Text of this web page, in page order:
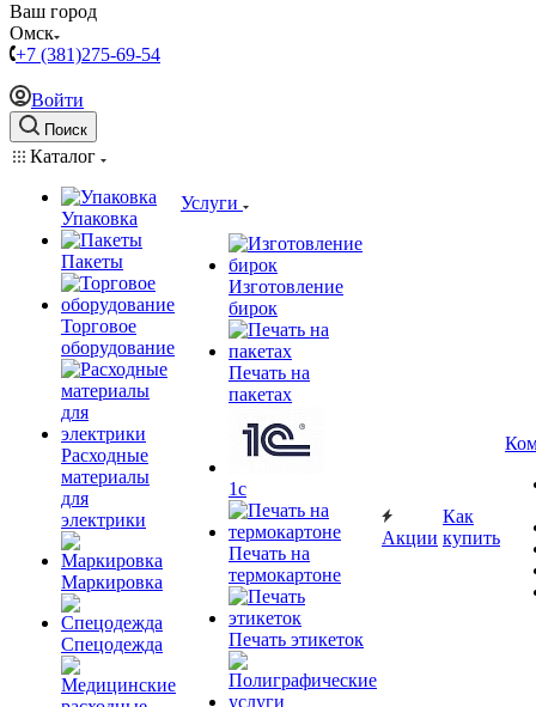
Ваш город
Омск
+7 (381)275-69-54
Войти
Поиск
Каталог
Упаковка
Пакеты
Торговое
оборудование
Расходные
материалы
для
электрики
Маркировка
Спецодежда
Услуги
Изготовление
бирок
Печать на
пакетах
1c
Печать на
термокартоне
Печать этикеток
Акции
Как
купить